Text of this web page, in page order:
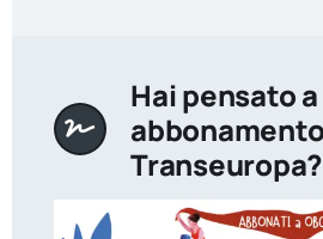
Hai pensato
abbonamento
Transeuropa?